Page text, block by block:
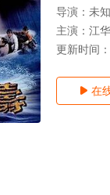
导演： 未知
主演： 江
更新时间：
 在